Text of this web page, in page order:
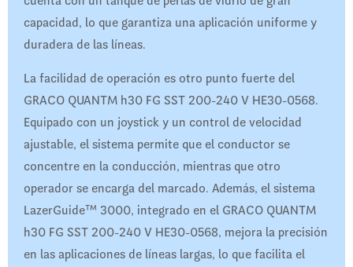
capacidad, lo que garantiza una aplicación uniforme y
duradera de las líneas.
La facilidad de operación es otro punto fuerte del
GRACO QUANTM h30 FG SST 200-240 V HE30-0568.
Equipado con un joystick y un control de velocidad
ajustable, el sistema permite que el conductor se
concentre en la conducción, mientras que otro
operador se encarga del marcado. Además, el sistema
LazerGuide™ 3000, integrado en el GRACO QUANTM
h30 FG SST 200-240 V HE30-0568, mejora la precisión
en las aplicaciones de líneas largas, lo que facilita el